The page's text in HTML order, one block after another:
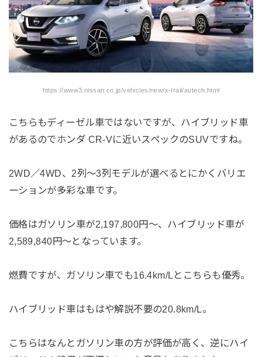
https://www3.nissan.co.jp/vehicles/new/x-trail/autech.html
こちらもディーゼル車ではないですが、ハイブリッド車
があるのでホンダ CR-Vに近いスペックのSUVですね。
2WD／4WD、2列〜3列モデルが選べるとにかくバリエ
ーションが多彩な車です。
価格はガソリン車が2,197,800円〜、ハイブリッド車が
2,589,840円〜となっています。
燃費ですが、ガソリン車でも16.4km/Lとこちらも優秀。
ハイブリッド車はもはや解説不要の20.8km/L。
こちらはなんとガソリン車の方が評価が高く、逆にハイ